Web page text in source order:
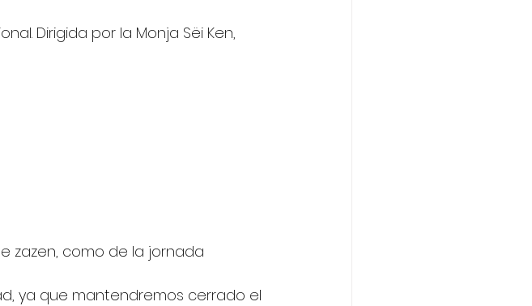
Dirigida por la Monja Sëi Ken,
ya que mantendremos cerrado el